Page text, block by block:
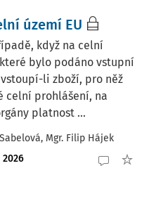
území EU
když na celní
bylo podáno vstupní
li zboží, pro něž
celní prohlášení, na
platnost ...
, Mgr. Filip Hájek
2026